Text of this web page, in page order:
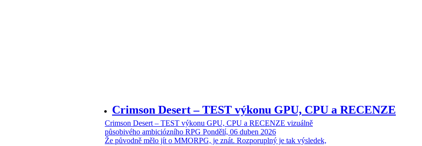
Crimson Desert – TEST výkonu GPU, CPU a RECENZE
Crimson Desert – TEST výkonu GPU, CPU a RECENZE vizuálně
působivého ambiciózního RPG Pondělí, 06 duben 2026
Že původně mělo jít o MMORPG, je znát. Rozporuplný je tak výsledek,